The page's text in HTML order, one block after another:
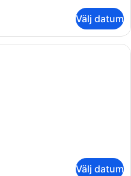
Välj datum
Minibar med vissa gratis
Välj datum